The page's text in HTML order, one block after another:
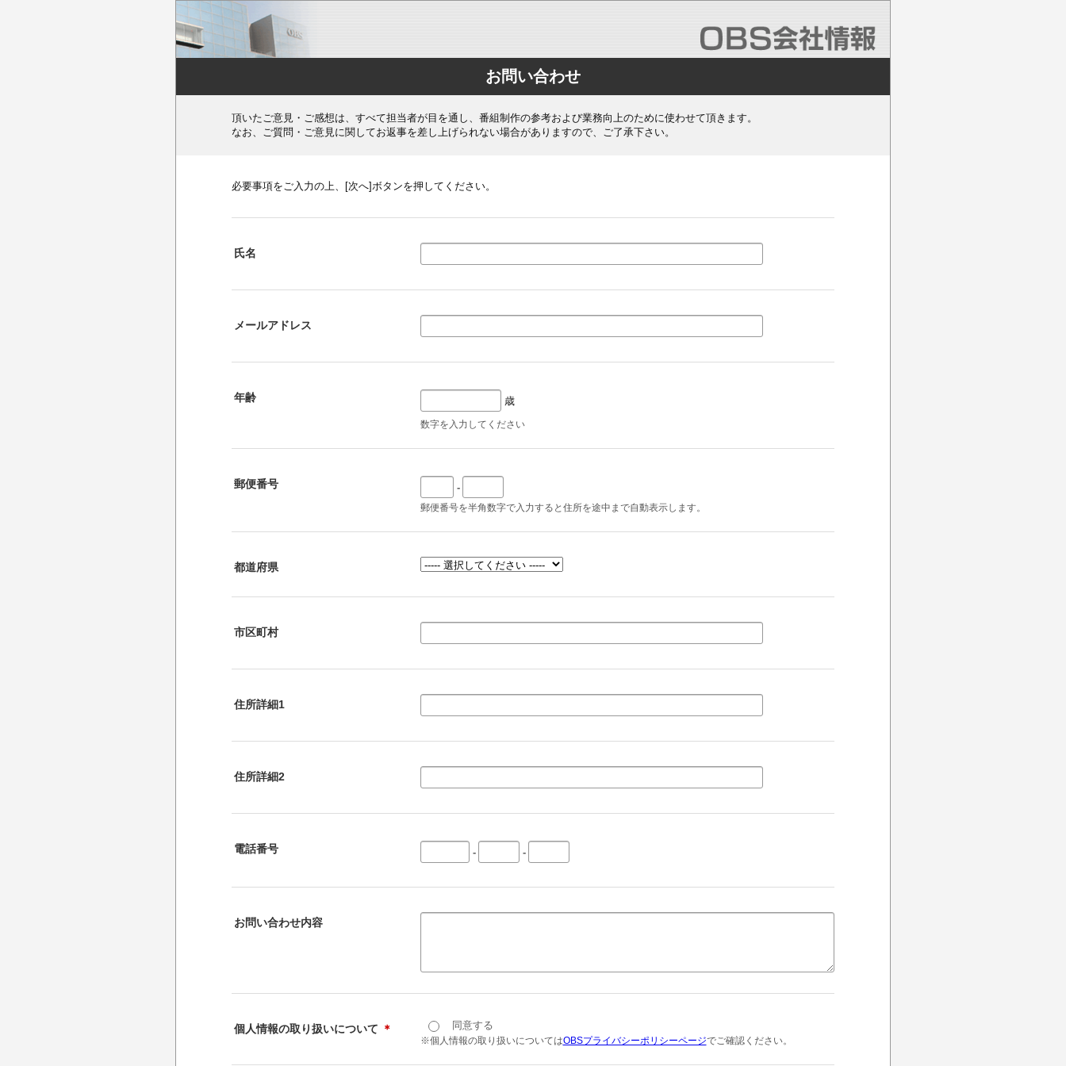
お問い合わせ
頂いたご意見・ご感想は、すべて担当者が目を通し、番組制作の参考および業務向上のために使わせて頂きます。
なお、ご質問・ご意見に関してお返事を差し上げられない場合がありますので、ご了承下さい。
必要事項をご入力の上、[次へ]ボタンを押してください。
氏名
メールアドレス
年齢 歳
数字を入力してください
郵便番号 -
郵便番号を半角数字で入力すると住所を途中まで自動表示します。
都道府県
市区町村
住所詳細1
住所詳細2
電話番号 - -
お問い合わせ内容
個人情報の取り扱いについて ＊ 同意する
※個人情報の取り扱いについてはOBSプライバシーポリシーページでご確認ください。